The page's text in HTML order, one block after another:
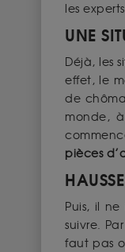
les
UNE
Déjà, les
effet, le
de
monde,
pièces
Puis, il
suivre.
faut pas